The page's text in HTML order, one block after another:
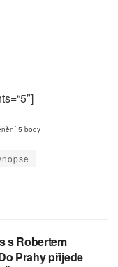
5 body
s Robertem
Prahy přijede